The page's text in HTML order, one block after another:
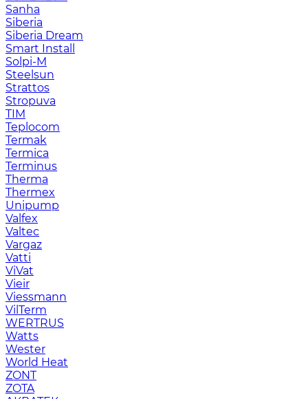
Sanha
Siberia
Siberia Dream
Smart Install
Solpi-M
Steelsun
Strattos
Stropuva
TIM
Teplocom
Termak
Termica
Terminus
Therma
Thermex
Unipump
Valfex
Valtec
Vargaz
Vatti
ViVat
Vieir
Viessmann
VilTerm
WERTRUS
Watts
Wester
World Heat
ZONT
ZOTA